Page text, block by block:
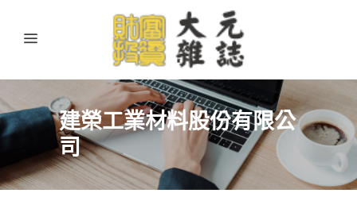
建榮工業材料股份有限公
司